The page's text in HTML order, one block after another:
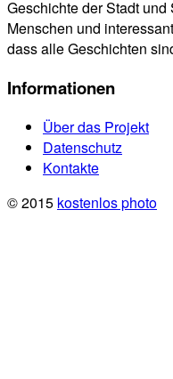
Geschichte der Stadt
Menschen und
dass alle Geschichten
Informationen
Über das Projekt
Datenschutz
Kontakte
© 2015 kostenlos photo